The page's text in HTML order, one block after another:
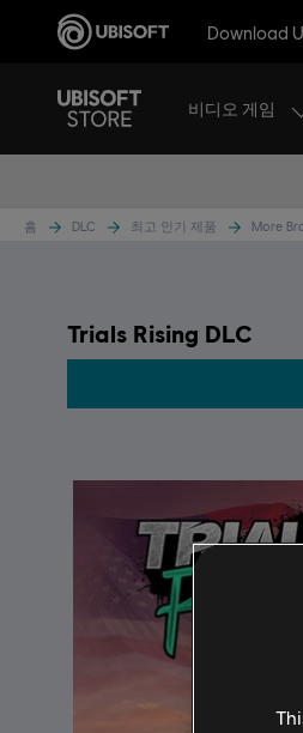
Download
비디오 게임
홈 DLC 최고 인기 제품 More
Trials Rising DLC